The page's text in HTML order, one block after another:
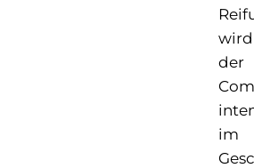
wird
der
im